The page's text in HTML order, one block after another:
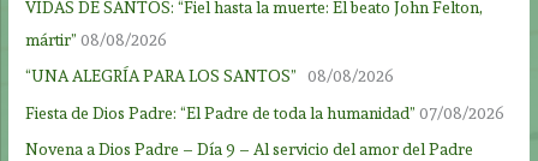
VIDAS DE SANTOS: “Fiel hasta la muerte: El beato John Felton,
mártir” 08/08/2026
“UNA ALEGRÍA PARA LOS SANTOS”
08/08/2026
Fiesta de Dios Padre: “El Padre de toda la humanidad” 07/08/2026
Novena a Dios Padre – Día 9 – Al servicio del amor del Padre